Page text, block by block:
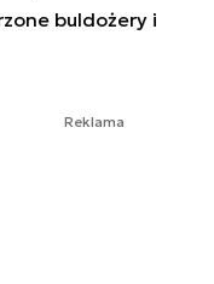
buldożery i
Reklama